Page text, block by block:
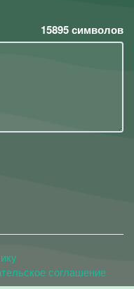
15895символов
соглашение